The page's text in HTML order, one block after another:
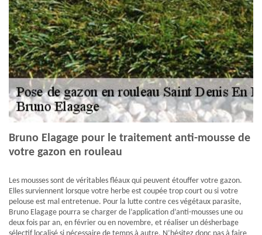
Bruno Elagage pour le traitement anti-mousse de
votre gazon en rouleau
Les mousses sont de véritables fléaux qui peuvent étouffer votre gazon.
Elles surviennent lorsque votre herbe est coupée trop court ou si votre
pelouse est mal entretenue. Pour la lutte contre ces végétaux parasite,
Bruno Elagage pourra se charger de l’application d’anti-mousses une ou
deux fois par an, en février ou en novembre, et réaliser un désherbage